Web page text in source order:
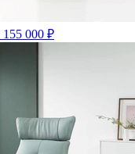
155 000 ₽